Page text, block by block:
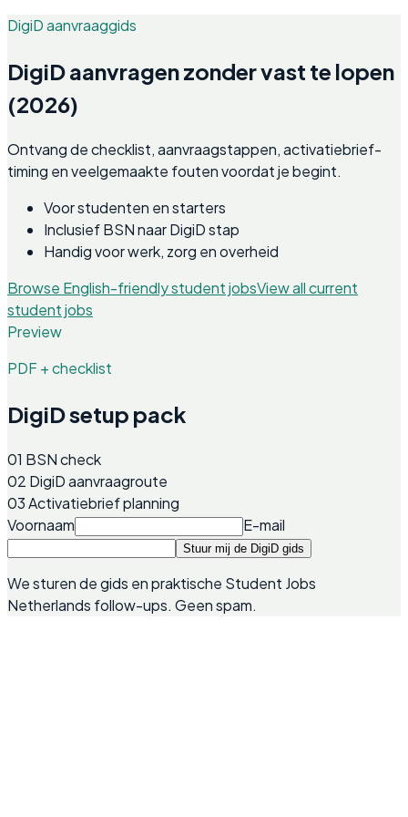
DigiD aanvraaggids
DigiD aanvragen zonder vast te lopen
(2026)
Ontvang de checklist, aanvraagstappen, activatiebrief-
timing en veelgemaakte fouten voordat je begint.
Voor studenten en starters
Inclusief BSN naar DigiD stap
Handig voor werk, zorg en overheid
Browse English-friendly student jobsView all current
student jobs
Preview
PDF + checklist
DigiD setup pack
01 BSN check
02 DigiD aanvraagroute
03Activatiebrief planning
Voornaam
E-mail
Stuur mij de DigiD gids
We sturen de gids en praktische Student Jobs
Netherlands follow-ups. Geen spam.